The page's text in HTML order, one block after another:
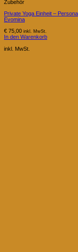
Zubehör
Private Yoga Einheit –
Evomina
€ 75,00 inkl. MwSt.
In den Warenkorb
inkl. MwSt.